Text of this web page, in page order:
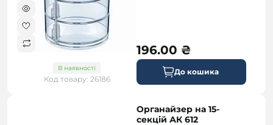
В наявності
Код товару: 26186
196.00 ₴
До кошика
Органайзер на 15-
секцій АК 612